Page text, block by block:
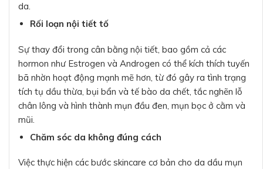
da.
Rối loạn nội tiết tố
Sự thay đổi trong cân bằng nội tiết, bao gồm cả các
hormon như Estrogen và Androgen có thể kích thích tuyến
bã nhờn hoạt động mạnh mẽ hơn, từ đó gây ra tình trạng
tích tụ dầu thừa, bụi bẩn và tế bào da chết, tắc nghẽn lỗ
chân lông và hình thành mụn đầu đen, mụn bọc ở cằm và
mũi.
Chăm sóc da không đúng cách
Việc thực hiện các bước skincare cơ bản cho da dầu mụn